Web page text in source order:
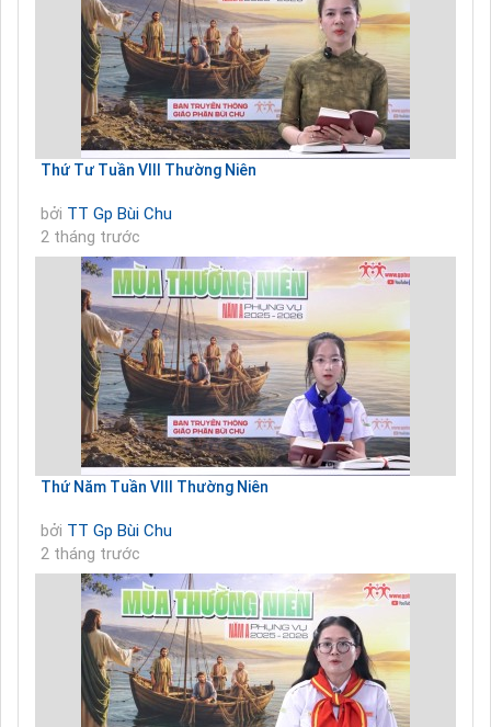
Thứ Tư Tuần VIII Thường Niên
bởi TT Gp Bùi Chu
2 tháng trước
Thứ Năm Tuần VIII Thường Niên
bởi TT Gp Bùi Chu
2 tháng trước